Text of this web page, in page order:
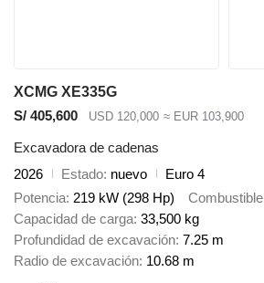
XCMG XE335G
S/ 405,600
USD 120,000 ≈ EUR 103,900
Excavadora de cadenas
2026
Estado nuevo
Euro 4
Potencia 219 kW (298 Hp) Combustible
Capacidad de carga 33,500 kg
Profundidad de excavación 7.25 m
Radio de excavación 10.68 m